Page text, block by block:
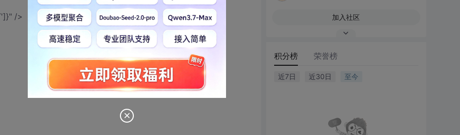
/>
加入社区
积分榜 荣誉榜
近7日 近30日 至今